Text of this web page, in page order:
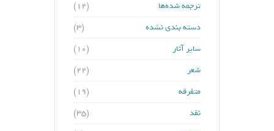
ترجمه شده‌ها
(۱۲)
دسته بندی نشده
(۳)
سایر آثار
(۱۰)
شعر
(۲۲)
متفرقه
(۱۹)
نقد
(۳۵)